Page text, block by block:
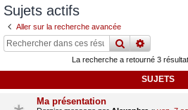
Sujets actifs
Aller sur la recherche avancée
rechercher
La recherche a retourné 3
SUJETS
Ma présentation